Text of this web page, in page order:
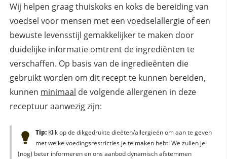
Wij helpen graag thuiskoks en koks de bereiding van
voedsel voor mensen met een voedselallergie of een
bewuste levensstijl gemakkelijker te maken door
duidelijke informatie omtrent de ingrediënten te
verschaffen. Op basis van de ingredieënten die
gebruikt worden om dit recept te kunnen bereiden,
kunnen minimaal de volgende allergenen in deze
receptuur aanwezig zijn:
Tip:Klik op de dikgedrukte dieëten/allergieën om aan te geven
met welke voedingsrestricties je te maken hebt. We zullen je
(nog) beter informeren en ons aanbod dynamisch afstemmen